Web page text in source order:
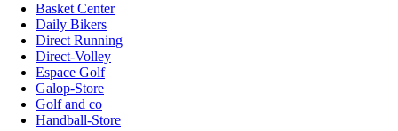
Basket Center
Daily Bikers
Direct Running
Direct-Volley
Espace Golf
Galop-Store
Golf and co
Handball-Store